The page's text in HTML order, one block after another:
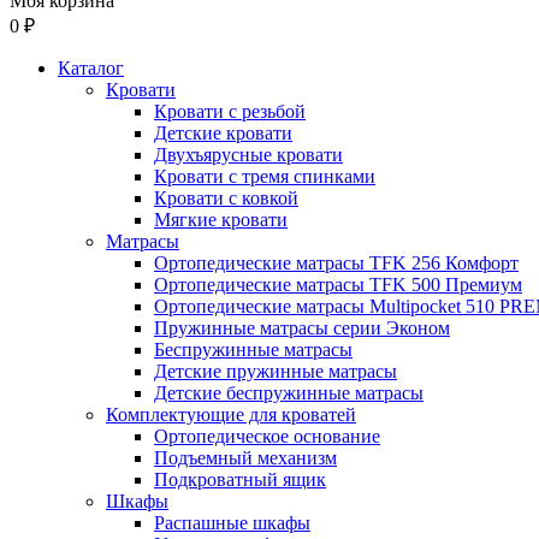
0 ₽
Каталог
Кровати
Кровати с резьбой
Детские кровати
Двухъярусные кровати
Кровати с тремя спинками
Кровати с ковкой
Мягкие кровати
Матрасы
Ортопедические матрасы TFK 256 Комфорт
Ортопедические матрасы TFK 500 Премиум
Ортопедические матрасы Multipocket 510
Пружинные матрасы серии Эконом
Беспружинные матрасы
Детские пружинные матрасы
Детские беспружинные матрасы
Комплектующие для кроватей
Ортопедическое основание
Подъемный механизм
Подкроватный ящик
Шкафы
Распашные шкафы